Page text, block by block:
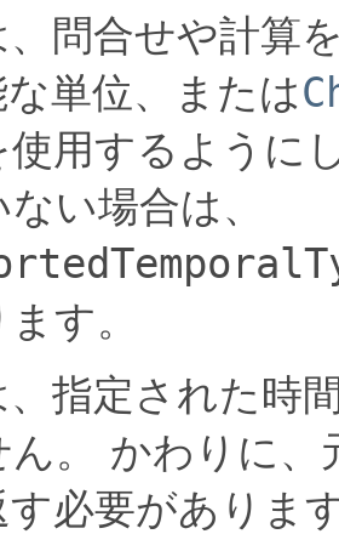
問合せや計算
単位、または
使用するように
い場合は、
す。
指定された時
。
かわりに、
す必要がありま